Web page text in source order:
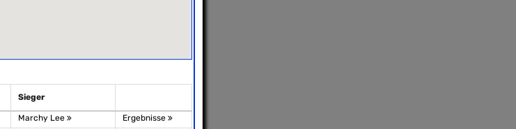
Sieger
Marchy Lee
Ergebnisse